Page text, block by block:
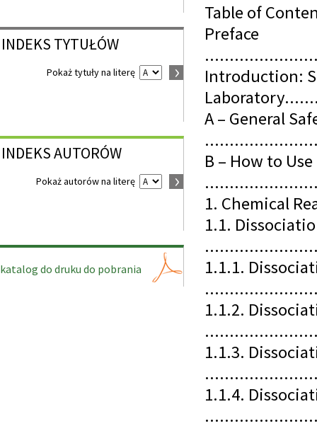
INDEKS TYTUŁÓW
Pokaż tytuły na literę
INDEKSAUTORÓW
Pokaż autorów na literę
katalog do druku do pobrania
Table of
Preface
Introduction:
A – General
B – How to
1. Chemical
1.1.
1.1.1.
1.1.2.
1.1.3.
1.1.4.